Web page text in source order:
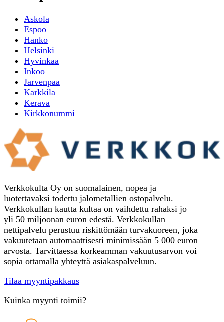
Askola
Espoo
Hanko
Helsinki
Hyvinkaa
Inkoo
Jarvenpaa
Karkkila
Kerava
Kirkkonummi
Verkkokulta Oy on suomalainen, nopea ja
luotettavaksi todettu jalometallien ostopalvelu.
Verkkokullan kautta kultaa on vaihdettu rahaksi jo
yli 50 miljoonan euron edestä. Verkkokullan
nettipalvelu perustuu riskittömään turvakuoreen, joka
vakuutetaan automaattisesti minimissään 5 000 euron
arvosta. Tarvittaessa korkeamman vakuutusarvon voi
sopia ottamalla yhteyttä asiakaspalveluun.
Tilaa myyntipakkaus
Kuinka myynti toimii?